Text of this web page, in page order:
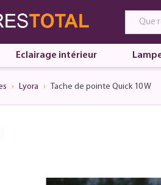
Eclairage intérieur
Lyora Tache de pointe Quick 10 W